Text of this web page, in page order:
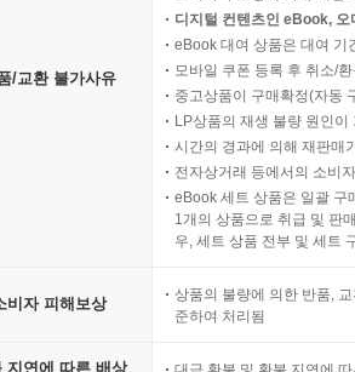
/교환 불가사유
디지털 컨텐츠인 eBook,
eBook 대여 상품은 대여 기
모바일 쿠폰 등록 후 취소/
중고상품이 구매확정(자동
LP상품의 재생 불량 원인
시간의 경과에 의해 재판매
전자상거래 등에서의 소비
eBook 세트 상품은 일괄 구
1개의 상품으로 취급 및 판
우, 세트 상품 전부 및 세트
비자 피해보상
상품의 불량에 의한 반품,
준하여 처리됨
지연에 따른 배상